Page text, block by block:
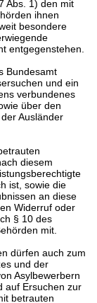
Abs. 1) den mit
ihnen
besondere
entgegenstehen.
Bundesamt
und ein
verbundenes
über den
Ausländer
diesem
ist, sowie die
an diese
Widerruf oder
§ 10 des
mit.
dürfen auch zum
und der
Asylbewerbern
auf Ersuchen zur
betrauten